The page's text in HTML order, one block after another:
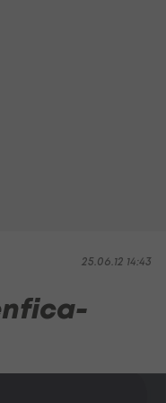
25.06.12 14:43